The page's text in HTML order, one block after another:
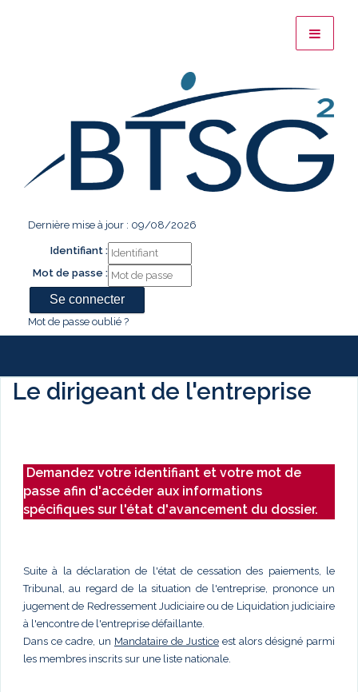
Dernière mise à jour : 09/08/2026
Identifiant :
Mot de passe :
Mot de passe oublié ?
Le dirigeant de l'entreprise
Demandez votre identifiant et votre mot de
passe afin d'accéder aux informations
spécifiques sur l'état d'avancement du dossier.
Suite à la déclaration de l'état de cessation des paiements, le
Tribunal, au regard de la situation de l'entreprise, prononce un
jugement de Redressement Judiciaire ou de Liquidation judiciaire
à l'encontre de l'entreprise défaillante.
Dans ce cadre, un Mandataire de Justice est alors désigné parmi
les membres inscrits sur une liste nationale.